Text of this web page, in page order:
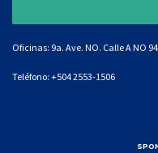
Oficinas: 9a. Ave. NO. Calle A NO
Teléfono: +504 2553-1506